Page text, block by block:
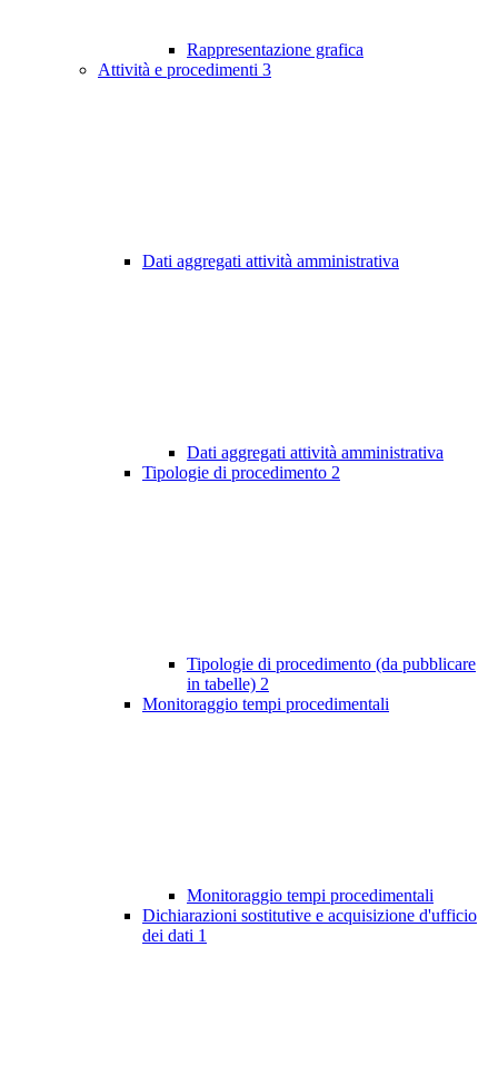
Rappresentazione grafica
Attività e procedimenti 3
Dati aggregati attività amministrativa
Dati aggregati attività amministrativa
Tipologie di procedimento 2
Tipologie di procedimento (da pubblicare
in tabelle) 2
Monitoraggio tempi procedimentali
Monitoraggio tempi procedimentali
Dichiarazioni sostitutive e acquisizione d'ufficio
dei dati 1